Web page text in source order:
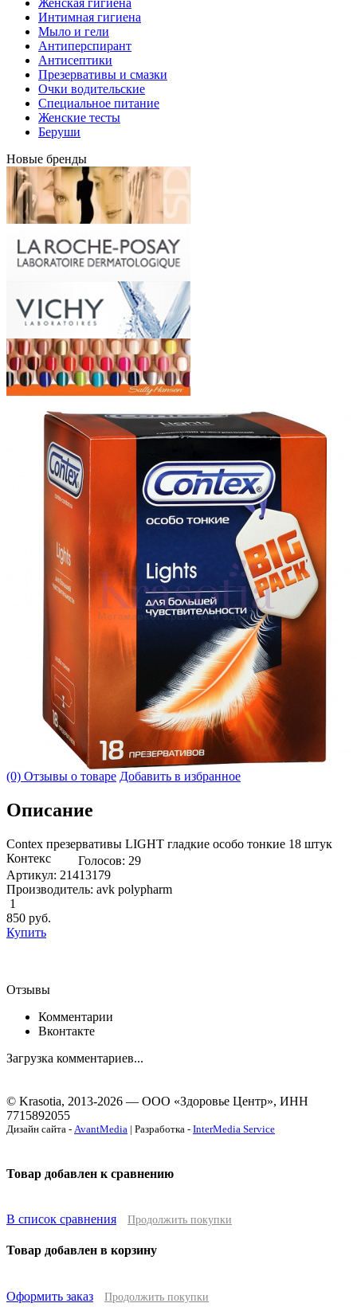
Интимная гигиена
Мыло и гели
Антиперспирант
Антисептики
Презервативы и смазки
Очки водительские
Специальное питание
Женские тесты
Беруши
Новые бренды
(0) Отзывы о товаре Добавить в избранное
Описание
Contex презервативы LIGHT гладкие особо тонкие 18 штук
Контекс
Голосов: 29
Артикул: 21413179
Производитель: avk polypharm
1
850 руб.
Купить
Отзывы
Комментарии
Вконтакте
Загрузка комментариев...
© Krasotia, 2013-2026 — ООО «Здоровье Центр», ИНН
7715892055
Дизайн сайта - AvantMedia | Разработка - InterMedia Service
Товар добавлен к сравнению
В список сравнения Продолжить покупки
Товар добавлен в корзину
Оформить заказ Продолжить покупки